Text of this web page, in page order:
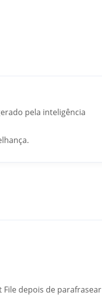
pela inteligência
depois de parafrasear